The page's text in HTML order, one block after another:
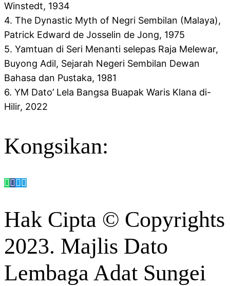
Winstedt, 1934
4. The Dynastic Myth of Negri Sembilan (Malaya),
Patrick Edward de Josselin de Jong, 1975
5. Yamtuan di Seri Menanti selepas Raja Melewar,
Buyong Adil, Sejarah Negeri Sembilan Dewan
Bahasa dan Pustaka, 1981
6. YM Dato’ Lela Bangsa Buapak Waris Klana di-
Hilir, 2022
Kongsikan:
Hak Cipta © Copyrights
2023. Majlis Dato
Lembaga Adat Sungei